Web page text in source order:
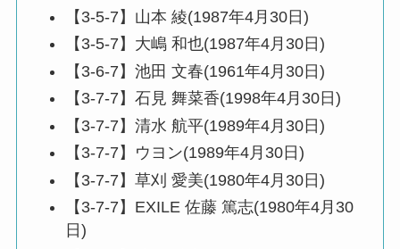
【3-5-7】山本 綾(1987年4月30日)
【3-5-7】大嶋 和也(1987年4月30日)
【3-6-7】池田 文春(1961年4月30日)
【3-7-7】石見 舞菜香(1998年4月30日)
【3-7-7】清水 航平(1989年4月30日)
【3-7-7】ウヨン(1989年4月30日)
【3-7-7】草刈 愛美(1980年4月30日)
【3-7-7】EXILE 佐藤 篤志(1980年4月30
日)